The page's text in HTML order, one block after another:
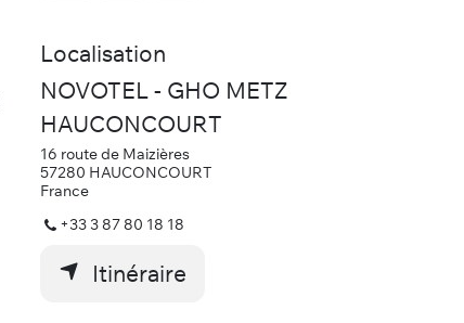
Localisation
NOVOTEL - GHO METZ
HAUCONCOURT
16 route de Maizières
57280 HAUCONCOURT
France
+33 3 87 80 18 18
Itinéraire